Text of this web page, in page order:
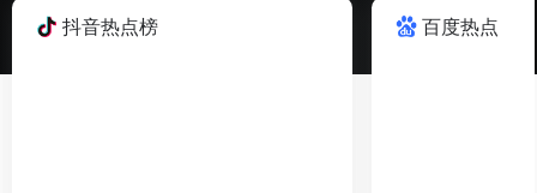
抖音热点榜 百度热点